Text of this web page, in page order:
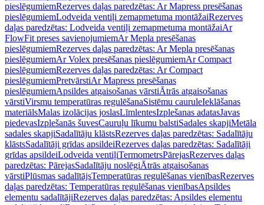
pieslēgumiemRezerves daļas paredzētas: Ar Mapress presēšanas
pieslēgumiemLodveida ventiļi zemapmetuma montāžaiRezerves
daļas paredzētas: Lodveida ventiļi zemapmetuma montāžaiAr
FlowFit preses savienojumiemAr Mepla presēšanas
pieslēgumiemRezerves daļas paredzētas: Ar Mepla presēšanas
pieslēgumiemAr Volex presēšanas pieslēgumiemAr Compact
pieslēgumiemRezerves daļas paredzētas: Ar Compact
pieslēgumiemPretvārstiAr Mapress presēšanas
pieslēgumiemApsildes atgaisošanas vārstiĀtrās atgaisošanas
vārstiVirsmu temperatūras regulēšanaSistēmu cauruleIeklāšanas
materiālsMalas izolācijas joslasLīmlentesIzplešanas adatasJavas
piedevasIzplešanās šuvesCauruļu līkumu balstiSadales skapjiMetāla
sadales skapjiSadalītāju klāstsRezerves daļas paredzētas: Sadalītāju
klāstsSadalītāji grīdas apsildeiRezerves daļas paredzētas: Sadalītāji
grīdas apsildeiLodveida ventiļiTermometrsPārejasRezerves daļas
paredzētas: PārejasSadalītāju noslēgiĀtrās atgaisošanas
vārstiPlūsmas sadalītājsTemperatūras regulēšanas vienībasRezerves
daļas paredzētas: Temperatūras regulēšanas vienībasApsildes
elementu sadalītājiRezerves daļas paredzētas: Apsildes elementu